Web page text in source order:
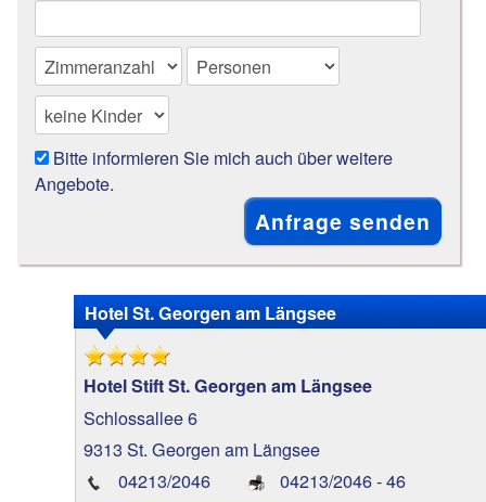
Bitte informieren Sie mich auch über weitere
Angebote.
Hotel St. Georgen am Längsee
Hotel Stift St. Georgen am Längsee
Schlossallee 6
9313 St. Georgen am Längsee
04213/2046
04213/2046 - 46